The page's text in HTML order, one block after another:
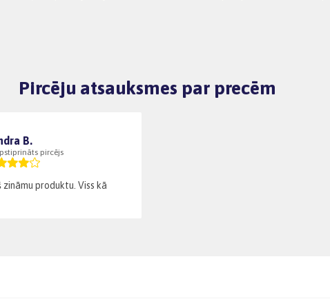
Pircēju atsauksmes par precēm
B.
pircējs
zināmu produktu. Viss kā